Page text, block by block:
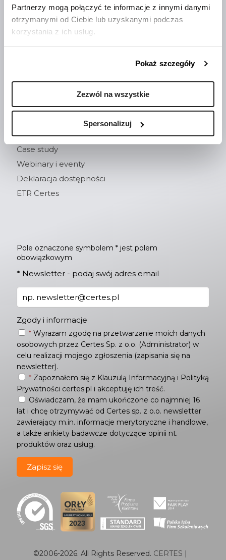
Partnerzy mogą połączyć te informacje z innymi danymi
otrzymanymi od Ciebie lub uzyskanymi podczas
korzystania z ich usług.
Pokaż szczegóły
Zezwól na wszystkie
Spersonalizuj
O Certes
Trenerzy
Szkolenia i webinary
Kontakt
Case study
Webinary i eventy
Deklaracja dostępności
ETR Certes
Pole oznaczone symbolem * jest polem
obowiązkowym
* Newsletter - podaj swój adres email
Zgody i informacje
* Wyrażam zgodę na przetwarzanie moich danych
osobowych przez Certes Sp. z o.o. (Administrator) w
celu realizacji mojego zgłoszenia (zapisania się na
newsletter).
* Zapoznałem się z Klauzulą Informacyjną i Polityką
Prywatności certes.pl i akceptuję ich treść.
Oświadczam, że mam ukończone co najmniej 16
lat i chcę otrzymywać od Certes sp. z o.o. newsletter
zawierający m.in. informacje merytoryczne i handlowe,
a także ankiety badawcze dotyczące opinii nt.
produktów oraz usług.
©2006-2026. All Rights Reserved. CERTES |